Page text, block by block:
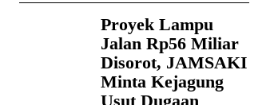
Proyek Lampu
Jalan Rp56 Miliar
Disorot, JAMSAKI
Minta Kejagung
Usut Dugaan